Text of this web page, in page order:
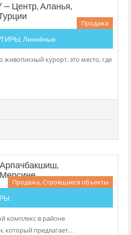
— Центр, Аланья,
Продажа
Линейные
живописный курорт, это место, где
Арпачбакшиш,
Продажа, Строящиеся объекты
комплекс в районе
предлагает…